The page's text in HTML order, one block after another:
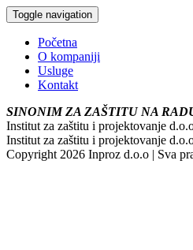
Toggle navigation
Početna
O kompaniji
Usluge
Kontakt
SINONIM ZA ZAŠTITU NA
Institut za zaštitu i projektovanje
Institut za zaštitu i projektovanje
Copyright 2026 Inproz d.o.o | Sva